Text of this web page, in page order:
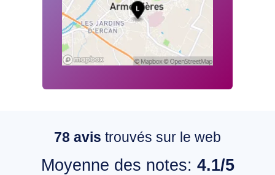
78 avis trouvés sur le web
Moyenne des notes: 4.1/5